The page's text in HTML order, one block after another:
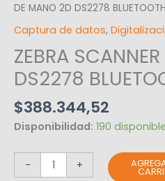
DE MANO 2D DS2278 BLUETOOTH
Captura de datos,
ZEBRA
DS2278
$388.344,52
Disponibilidad: 190
- +